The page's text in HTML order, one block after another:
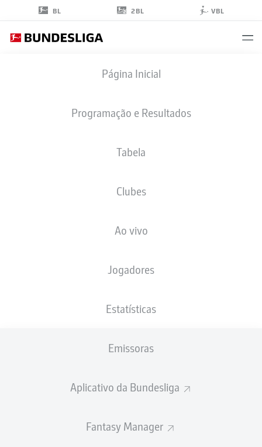
BL 2BL VBL
Página Inicial
Programação e Resultados
Tabela
Clubes
Ao vivo
Jogadores
Estatísticas
Emissoras
Aplicativo da Bundesliga
Fantasy Manager